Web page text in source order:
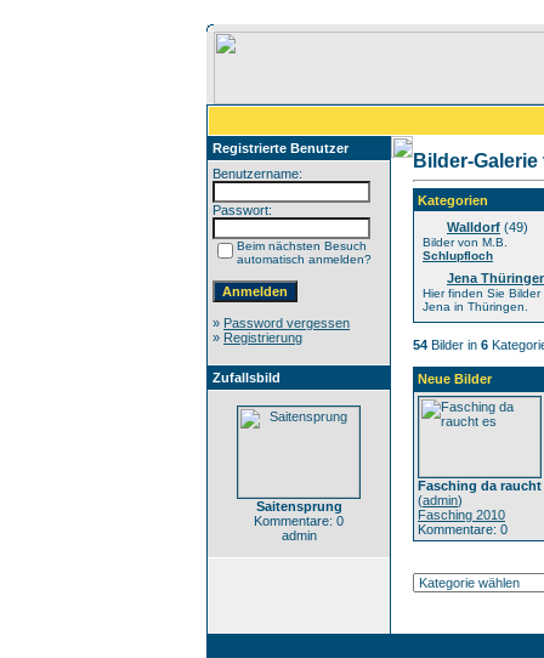
Registrierte Benutzer
Benutzername:
Passwort:
Beim nächsten Besuch
automatisch anmelden?
» Password vergessen
» Registrierung
Zufallsbild
Saitensprung
Kommentare: 0
admin
Bilder-
Kategorien
Walldorf (49)
Bilder von M.B.
Schlupfloch
Jena
Hier finden Sie
Jena in Thüringen.
54 Bilder in 6
Neue Bilder
Fasching da raucht
(admin)
Fasching 2010
Kommentare: 0